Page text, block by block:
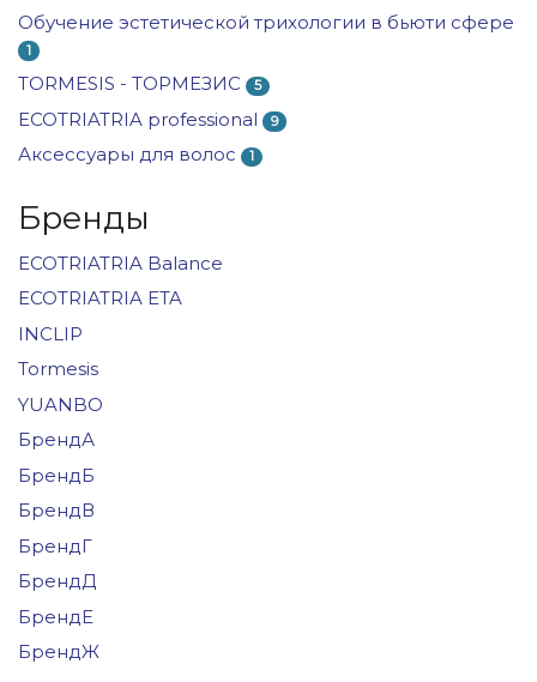
Обучение эстетической трихологии в бьюти сфере
1
TORMESIS - ТОРМЕЗИС 5
ECOTRIATRIA professional 9
Аксессуары для волос 1
Бренды
ECOTRIATRIA Balance
ECOTRIATRIA ETA
INCLIP
Tormesis
YUANBO
БрендА
БрендБ
БрендВ
БрендГ
БрендД
БрендЕ
БрендЖ